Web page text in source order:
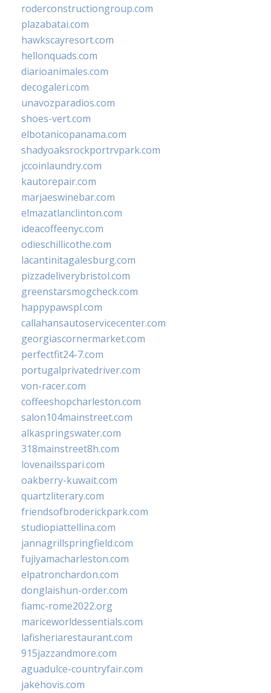
roderconstructiongroup.com
plazabatai.com
hawkscayresort.com
hellonquads.com
diarioanimales.com
decogaleri.com
unavozparadios.com
shoes-vert.com
elbotanicopanama.com
shadyoaksrockportrvpark.com
jccoinlaundry.com
kautorepair.com
marjaeswinebar.com
elmazatlanclinton.com
ideacoffeenyc.com
odieschillicothe.com
lacantinitagalesburg.com
pizzadeliverybristol.com
greenstarsmogcheck.com
happypawspl.com
callahansautoservicecenter.com
georgiascornermarket.com
perfectfit24-7.com
portugalprivatedriver.com
von-racer.com
coffeeshopcharleston.com
salon104mainstreet.com
alkaspringswater.com
318mainstreet8h.com
lovenailsspari.com
oakberry-kuwait.com
quartzliterary.com
friendsofbroderickpark.com
studiopiattellina.com
jannagrillspringfield.com
fujiyamacharleston.com
elpatronchardon.com
donglaishun-order.com
fiamc-rome2022.org
mariceworldessentials.com
lafisheriarestaurant.com
915jazzandmore.com
aguadulce-countryfair.com
jakehovis.com